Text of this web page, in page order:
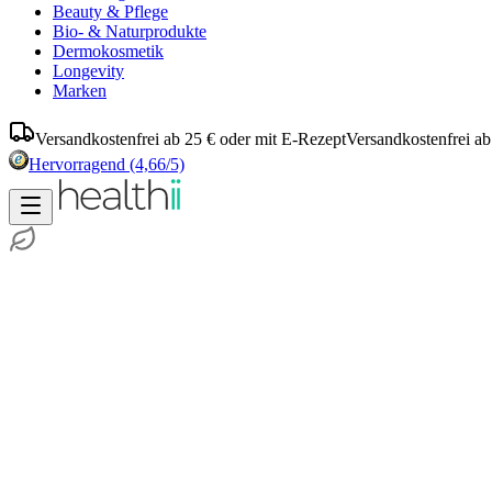
Beauty & Pflege
Bio- & Naturprodukte
Dermokosmetik
Longevity
Marken
Versandkostenfrei ab 25 € oder mit E-RezeptVersandkostenfrei
Hervorragend (4,66/5)